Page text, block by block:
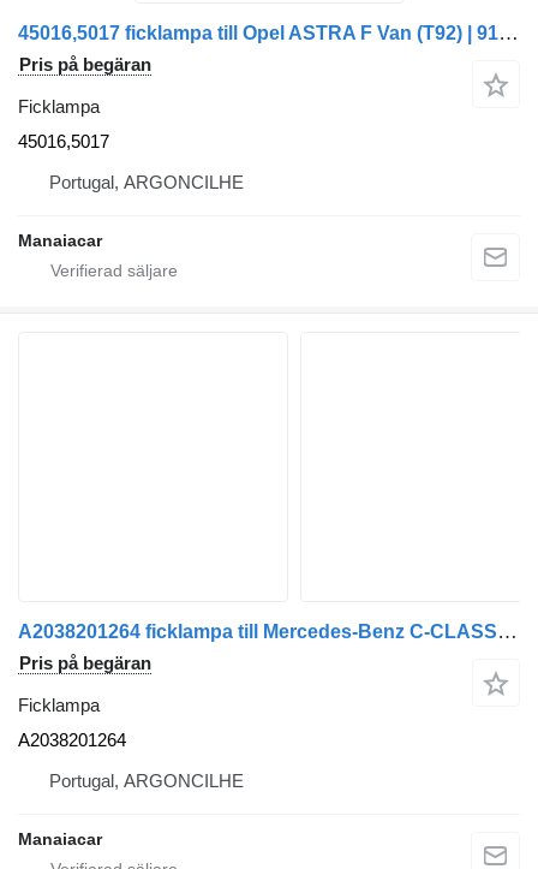
45016,5017 ficklampa till Opel ASTRA F Van (T92) | 91 - 99 bil
Pris på begäran
Ficklampa
45016,5017
Portugal, ARGONCILHE
Manaiacar
A2038201264 ficklampa till Mercedes-Benz C-CLASS (W203) | 00 - 07 bil
Pris på begäran
Ficklampa
A2038201264
Portugal, ARGONCILHE
Manaiacar